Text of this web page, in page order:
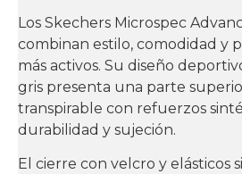
Los Skechers Microspec
combinan estilo, comodidad y
más activos. Su diseño
gris presenta una parte
transpirable con refuerzos
durabilidad y sujeción.
El cierre con velcro y elásticos